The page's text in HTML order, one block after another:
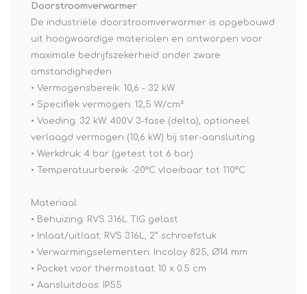
Doorstroomverwarmer
De industriële doorstroomverwarmer is opgebouwd
uit hoogwaardige materialen en ontworpen voor
maximale bedrijfszekerheid onder zware
omstandigheden.
• Vermogensbereik: 10,6 - 32 kW
• Specifiek vermogen: 12,5 W/cm²
• Voeding: 32 kW: 400V 3-fase (delta), optioneel
verlaagd vermogen (10,6 kW) bij ster-aansluiting
• Werkdruk: 4 bar (getest tot 6 bar)
• Temperatuurbereik: -20°C vloeibaar tot 110°C
Materiaal:
• Behuizing: RVS 316L TIG gelast
• Inlaat/uitlaat: RVS 316L, 2” schroefstuk
• Verwarmingselementen: Incoloy 825, Ø14 mm
• Pocket voor thermostaat 10 x 0.5 cm
• Aansluitdoos: IP55